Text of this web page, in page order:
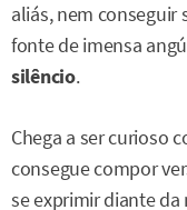
aliás, nem
fonte de imensa
silêncio.
Chega a ser curioso
consegue compor
se exprimir diante